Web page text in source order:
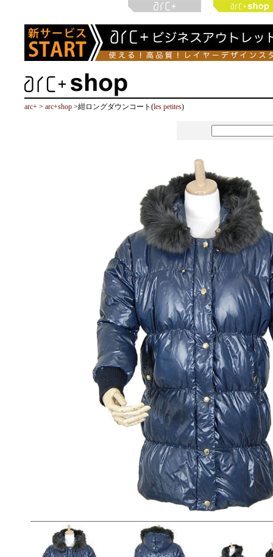
arc+ > arc+shop >紺ロングダウンコート(les petites)